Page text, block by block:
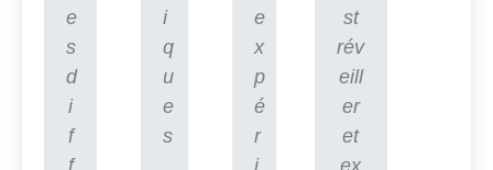
e
s
d
i
f
f
i
q
u
e
s
.
e
x
p
é
r
i
st
rév
eill
er
et
ex